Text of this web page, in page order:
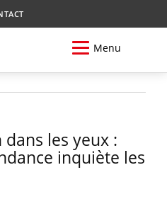
Menu
les yeux :
inquiète les